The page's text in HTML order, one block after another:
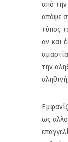
από την
απόψε
τύπος
αν και
την
ως